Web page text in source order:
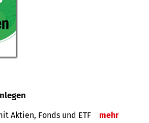
Aktien, Fonds und ETF mehr